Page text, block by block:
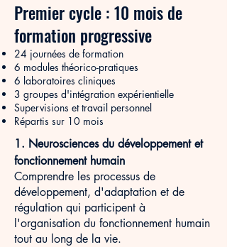
Premier cycle : 10 mois de
formation progressive
24 journées de formation
6 modules théorico-pratiques
6 laboratoires cliniques
3 groupes d'intégration expérientielle
Supervisions et travail personnel
Répartis sur 10 mois
1. Neurosciences du développement et
fonctionnement humain
Comprendre les processus de
développement, d'adaptation et de
régulation qui participent à
l'organisation du fonctionnement humain
tout au long de la vie.